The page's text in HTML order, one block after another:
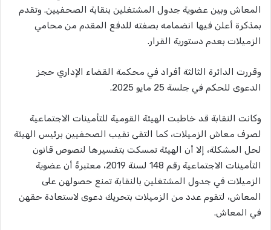
المعاش وبين عضوية جدول المشتغلين بنقابة الصحفيين. وتقدم
بمذكرة أعلن فيها انضمامه بصفته للدفع المقدم من محامي
الزميلات بعدم دستورية القرار.
وقررت الدائرة الثالثة أفراد في محكمة القضاء الإداري حجز
الدعوى للحكم في جلسة 25 مايو 2025.
وكانت النقابة قد خاطبت الهيئة القومية للتأمينات الاجتماعية
لصرف معاش الزميلات، كما التقى نقيب الصحفيين برئيس الهيئة
لحل المشكلة، إلا أن الهيئة تمسكت بتفسيرها لنصوص قانون
التأمينات الاجتماعية رقم 148 لسنة 2019، معتبرةً أن عضوية
الزميلات في جدول المشتغلين بالنقابة تمنع حصولهن على
المعاش، لتقوم عدد من الزميلات بتحريك دعوى لاستعادة حقهن
في المعاش.